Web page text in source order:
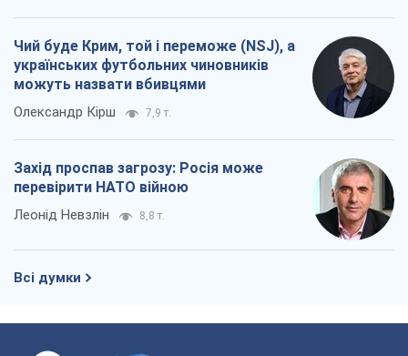
Чий буде Крим, той і переможе (NSJ), а
українських футбольних чиновників
можуть назвати вбивцями
Олександр Кірш 7,9 т.
Захід проспав загрозу: Росія може
перевірити НАТО війною
Леонід Невзлін 8,8 т.
Всі думки